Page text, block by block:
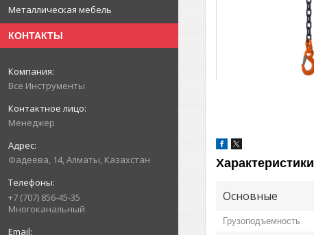
Металлическая мебель
КОНТАКТЫ
Все Инструменты
Менеджер
Фадеева, 14, Алматы, Казахстан
+7 (707) 856-45-35
Многоканальный
Характеристики
Основные
Грузоподъемность